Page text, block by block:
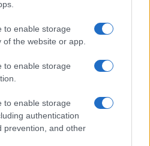
to enable storage
the website or app.
to enable storage
to enable storage
authentication
prevention, and other